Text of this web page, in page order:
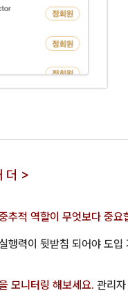
더 >
추적 역할이 무엇보다 중요
행력이 뒷받침 되어야 도
모니터링 해보세요. 관리